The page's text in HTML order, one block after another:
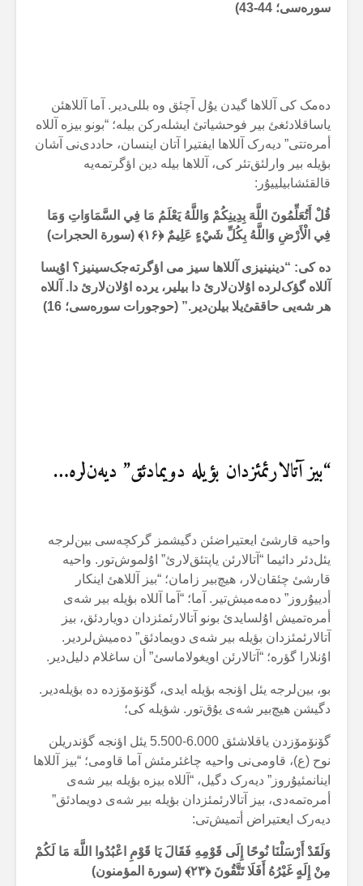
سورەسی؛ 44-43)
دەمک کی آللاها گیدن یۇل آچئق وە بللی‌دیر. آما آللاهئن
یاساقلادئغئ بیر فوحشیاتئ ایشلەرکن بیلە؛ “بونو بیزە آللاە
أمرەتتی” دیەرک آللاها ایفتیرا آتان اینسان، حاددی‌نی آشان
بؤیلە بیر وارلئق‌تئر کی، آللاها بیلە دین اؤگرتمەیە
قالقئشابیلییۇر:
قُلْ أَتُعَلِّمُونَ اللَّهَ بِدِينِكُمْ وَاللَّهُ يَعْلَمُ مَا فِي السَّمَاوَاتِ وَمَا
فِي الْأَرْضِ وَاللَّهُ بِكُلِّ شَيْءٍ عَلِيمٌ﴿۱۶﴾ (سورة الحجرات)
دە کی: “دینینیزی آللاها سیز می اؤگرتەجک‌سینیز؟ اۇیسا
آللاە گؤک‌لردە اۇلان‌لارئ دا بیلیر، یردە اۇلان‌لارئ دا. آللاە
هر شەیی حاققئ‌یلا بیلن‌دیر.” (حوجورات سورەسی؛ 16)
“بیز آتالارئمئزدان بؤیلە دویمادئق” دیەن‌لرە…
واحیە قارشئ ایعتیراضئن دگیشمز گرکچەسی بین‌لرجە
یئل‌دئر دائیما “آتالارئن یاپتئق‌لارئ” اۇلموش‌تور. واحیە
قارشئ چئقان‌لار، هیچ‌بیر زامان؛ “بیز آللاهئ اینکار
أدییۇروز” دەمەمیش‌تیر. آما؛ “آما آللاە بؤیلە بیر شەی
أمرەتمیش اۇلسایدئ بونو آتالارئمئزدان دویاردئق، بیز
آتالارئمئزدان بؤیلە بیر شەی دویمادئق” دەمیش‌لردیر.
اۇنلارا گؤرە؛ “آتالارئن اویغولاماسئ” أن ساغلام دلیل‌دیر.
بو، بین‌لرجە یئل اؤنجە بؤیلە ایدی، گۆنۆمۆزدە دە بؤیلەدیر.
دگیشن هیچ‌بیر شەی یۇق‌تور. شؤیلە کی؛
گۆنۆمۆزدن یاقلاشئق 6.000-5.500 یئل اؤنجە گؤندریلن
نوح (ع)، قاومی‌نی واحیە چاغئرمئش آما قاومی؛ “بیز آللاها
اینانمئیۇروز” دیەرک دگیل، “آللاە بیزە بؤیلە بیر شەی
أمرەتمەدی، بیز آتالارئمئزدان بؤیلە بیر شەی دویمادئق”
دیەرک ایعتیراض أتمیش‌تی:
وَلَقَدْ أَرْسَلْنَا نُوحًا إِلَى قَوْمِهِ فَقَالَ يَا قَوْمِ اعْبُدُوا اللَّهَ مَا لَكُمْ
مِنْ إِلَهٍ غَيْرُهُ أَفَلَا تَتَّقُونَ﴿۲۳﴾ (سورة المؤمنون)